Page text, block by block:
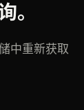
。
中重新获取